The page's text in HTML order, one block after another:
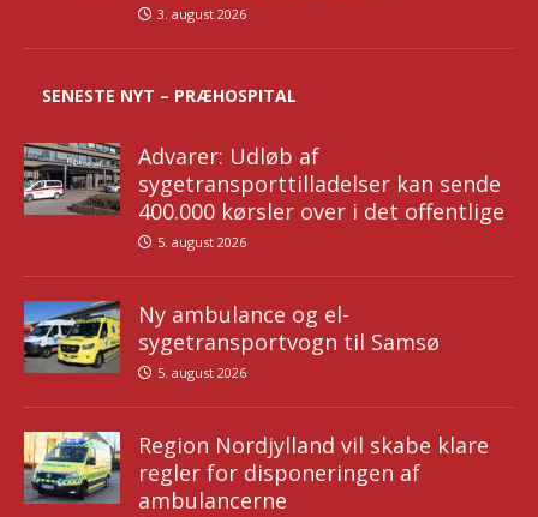
3. august 2026
SENESTE NYT – PRÆHOSPITAL
Advarer: Udløb af
sygetransporttilladelser kan sende
400.000 kørsler over i det offentlige
5. august 2026
Ny ambulance og el-
sygetransportvogn til Samsø
5. august 2026
Region Nordjylland vil skabe klare
regler for disponeringen af
ambulancerne